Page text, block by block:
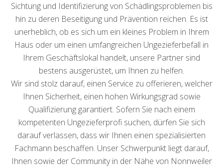
Sichtung und Identifizierung von Schädlingsproblemen bis
hin zu deren Beseitigung und Prävention reichen. Es ist
unerheblich, ob es sich um ein kleines Problem in Ihrem
Haus oder um einen umfangreichen Ungezieferbefall in
Ihrem Geschäftslokal handelt, unsere Partner sind
bestens ausgerüstet, um Ihnen zu helfen.
Wir sind stolz darauf, einen Service zu offerieren, welcher
Ihnen Sicherheit, einen hohen Wirkungsgrad sowie
Qualifizierung garantiert. Sofern Sie nach einem
kompetenten Ungezieferprofi suchen, dürfen Sie sich
darauf verlassen, dass wir Ihnen einen spezialisierten
Fachmann beschaffen. Unser Schwerpunkt liegt darauf,
Ihnen sowie der Community in der Nähe von Nonnweiler